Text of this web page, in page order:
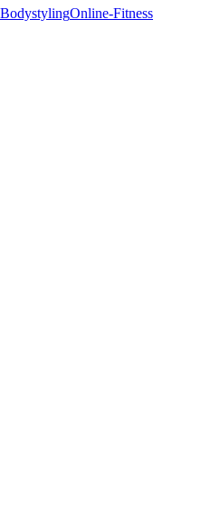
BodystylingOnline-Fitness